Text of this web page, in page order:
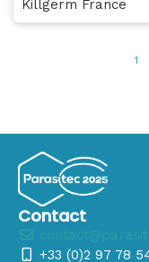
Killgerm France
1
Contact
+33 (0)2 97 78